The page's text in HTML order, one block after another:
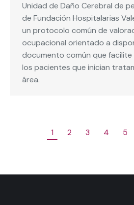
Unidad de Daño Cerebral de
de Fundación Hospitalarias
un protocolo común de
ocupacional orientado a
documento común que facilite
los pacientes que inician
área.
1 2 3 4 5